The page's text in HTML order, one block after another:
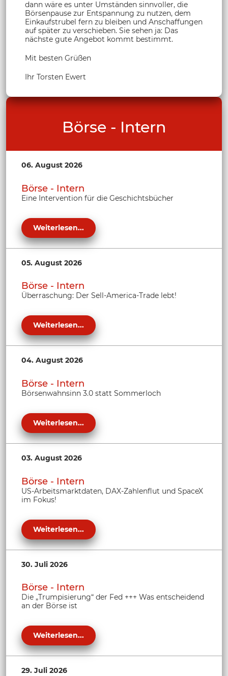
dann wäre es unter Umständen sinnvoller, die
Börsenpause zur Entspannung zu nutzen, dem
Einkaufstrubel fern zu bleiben und Anschaffungen
auf später zu verschieben. Sie sehen ja: Das
nächste gute Angebot kommt bestimmt.
Mit besten Grüßen
Ihr Torsten Ewert
Börse - Intern
06. August 2026
Börse - Intern
Eine Intervention für die Geschichtsbücher
Weiterlesen...
05. August 2026
Börse - Intern
Überraschung: Der Sell-America-Trade lebt!
Weiterlesen...
04. August 2026
Börse - Intern
Börsenwahnsinn 3.0 statt Sommerloch
Weiterlesen...
03. August 2026
Börse - Intern
US-Arbeitsmarktdaten, DAX-Zahlenflut und SpaceX
im Fokus!
Weiterlesen...
30. Juli 2026
Börse - Intern
Die „Trumpisierung“ der Fed +++ Was entscheidend
an der Börse ist
Weiterlesen...
29. Juli 2026